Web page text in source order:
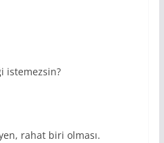
istemezsin?
rahat biri olması.